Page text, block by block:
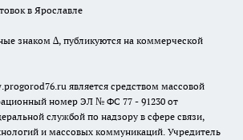
в Ярославле
знаком ∆, публикуются на коммерческой
является средством массовой
номер ЭЛ № ФС 77 - 91230 от
службой по надзору в сфере связи,
и массовых коммуникаций. Учредитель